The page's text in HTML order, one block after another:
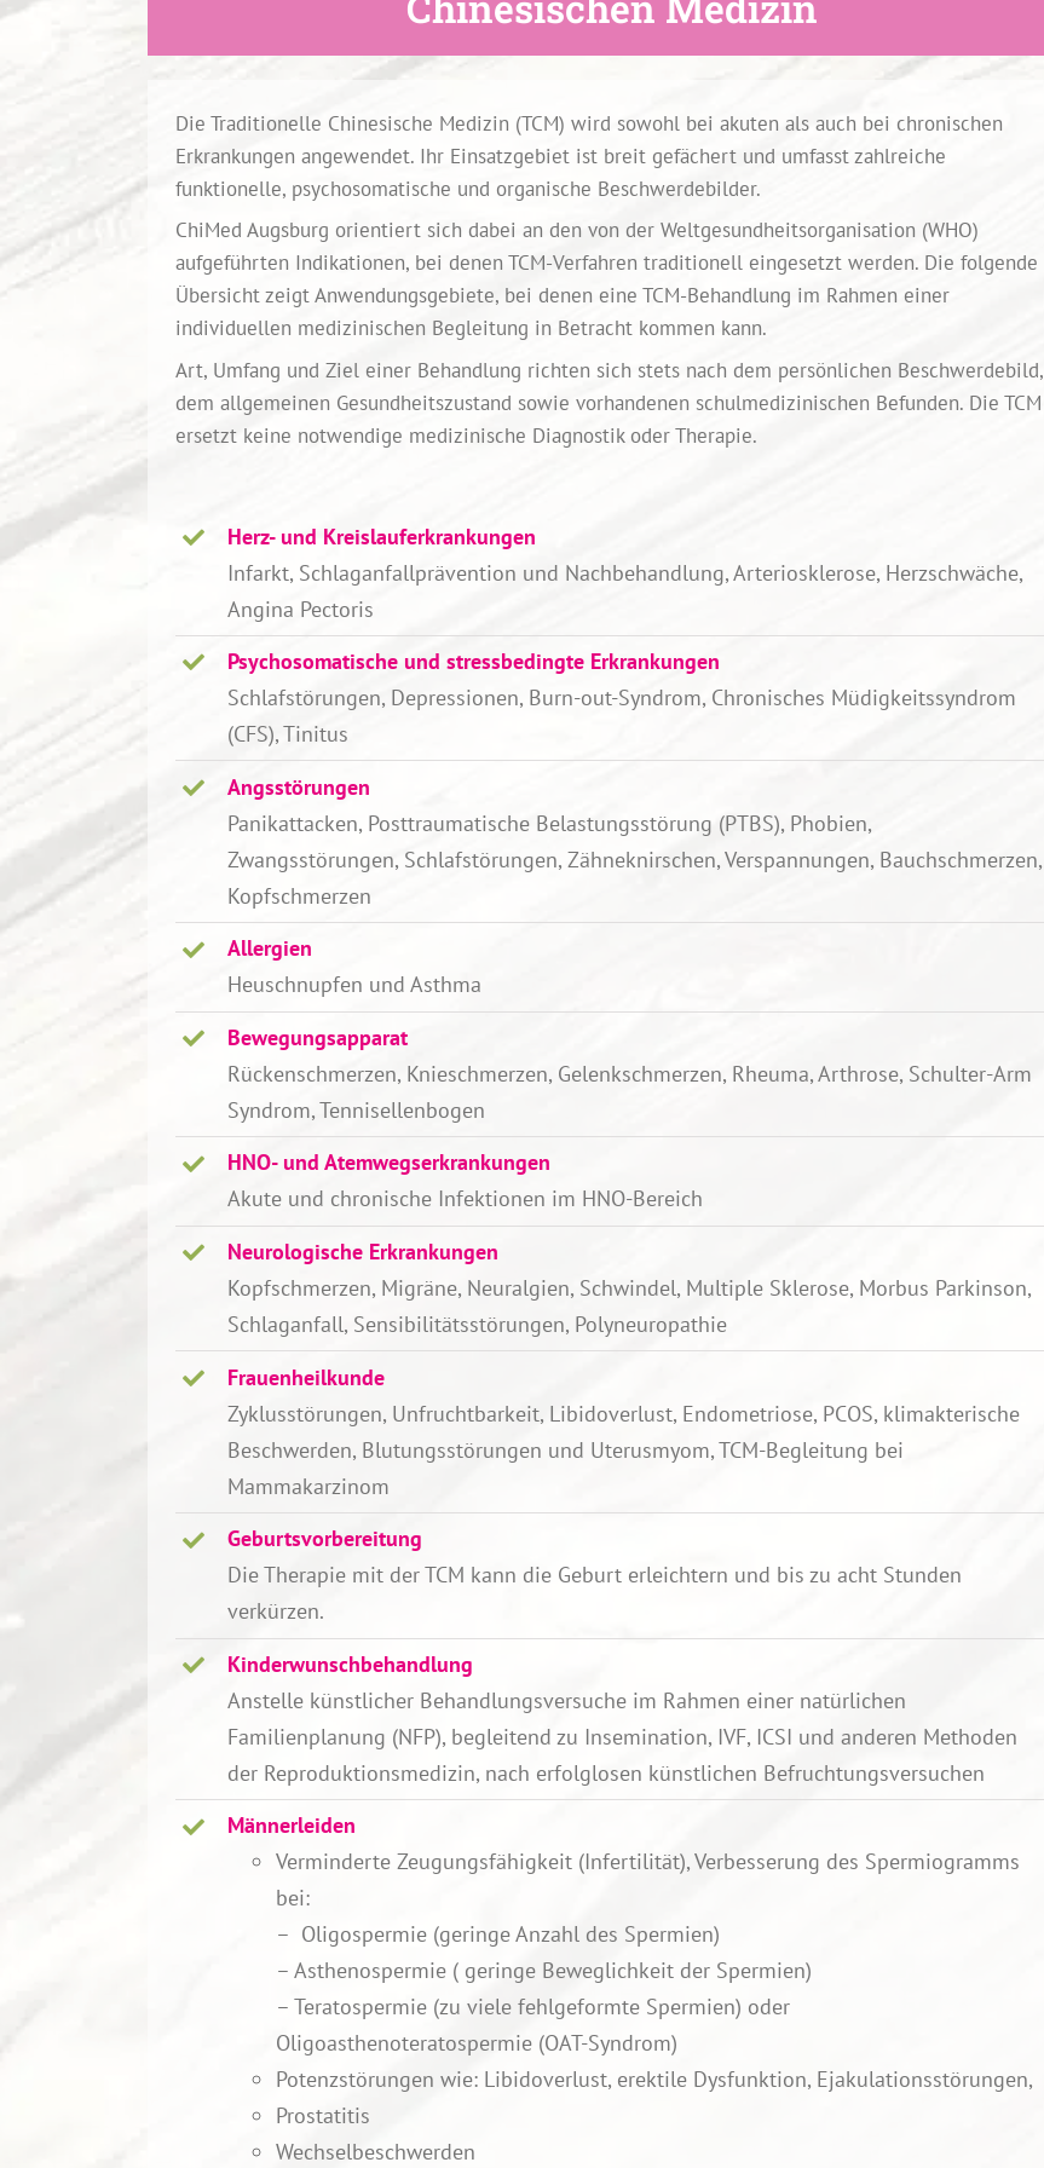
Die Traditionelle Chinesische Medizin (TCM) wird sowohl bei akuten als auch bei chronischen
Erkrankungen angewendet. Ihr Einsatzgebiet ist breit gefächert und umfasst zahlreiche
funktionelle, psychosomatische und organische Beschwerdebilder.
ChiMed Augsburg orientiert sich dabei an den von der Weltgesundheitsorganisation (WHO)
aufgeführten Indikationen, bei denen TCM-Verfahren traditionell eingesetzt werden. Die folgende
Übersicht zeigt Anwendungsgebiete, bei denen eine TCM-Behandlung im Rahmen einer
individuellen medizinischen Begleitung in Betracht kommen kann.
Art, Umfang und Ziel einer Behandlung richten sich stets nach dem persönlichen Beschwerdebild,
dem allgemeinen Gesundheitszustand sowie vorhandenen schulmedizinischen Befunden. Die TCM
ersetzt keine notwendige medizinische Diagnostik oder Therapie.
Herz- und Kreislauferkrankungen
Infarkt, Schlaganfallprävention und Nachbehandlung, Arteriosklerose, Herzschwäche,
Angina Pectoris
Psychosomatische und stressbedingte Erkrankungen
Schlafstörungen, Depressionen, Burn-out-Syndrom, Chronisches Müdigkeitssyndrom
(CFS), Tinitus
Angsstörungen
Panikattacken, Posttraumatische Belastungsstörung (PTBS), Phobien,
Zwangsstörungen, Schlafstörungen, Zähneknirschen, Verspannungen, Bauchschmerzen,
Kopfschmerzen
Allergien
Heuschnupfen und Asthma
Bewegungsapparat
Rückenschmerzen, Knieschmerzen, Gelenkschmerzen, Rheuma, Arthrose, Schulter-Arm
Syndrom, Tennisellenbogen
HNO- und Atemwegserkrankungen
Akute und chronische Infektionen im HNO-Bereich
Neurologische Erkrankungen
Kopfschmerzen, Migräne, Neuralgien, Schwindel, Multiple Sklerose, Morbus Parkinson,
Schlaganfall, Sensibilitätsstörungen, Polyneuropathie
Frauenheilkunde
Zyklusstörungen, Unfruchtbarkeit, Libidoverlust, Endometriose, PCOS, klimakterische
Beschwerden, Blutungsstörungen und Uterusmyom, TCM-Begleitung bei
Mammakarzinom
Geburtsvorbereitung
Die Therapie mit der TCM kann die Geburt erleichtern und bis zu acht Stunden
verkürzen.
Kinderwunschbehandlung
Anstelle künstlicher Behandlungsversuche im Rahmen einer natürlichen
Familienplanung (NFP), begleitend zu Insemination, IVF, ICSI und anderen Methoden
der Reproduktionsmedizin, nach erfolglosen künstlichen Befruchtungsversuchen
Männerleiden
Verminderte Zeugungsfähigkeit (Infertilität), Verbesserung des Spermiogramms
bei:
– Oligospermie (geringe Anzahl des Spermien)
– Asthenospermie ( geringe Beweglichkeit der Spermien)
– Teratospermie (zu viele fehlgeformte Spermien) oder
Oligoasthenoteratospermie (OAT-Syndrom)
Potenzstörungen wie: Libidoverlust, erektile Dysfunktion, Ejakulationsstörungen,
Prostatitis
Wechselbeschwerden